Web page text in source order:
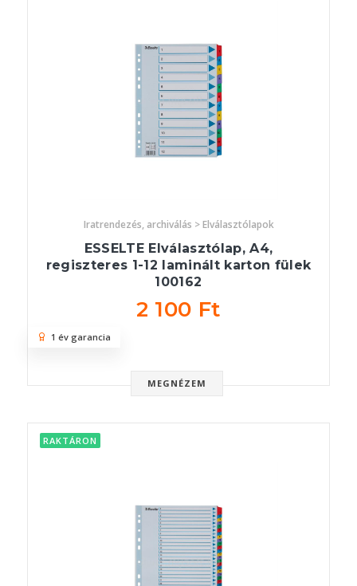
Iratrendezés, archiválás > Elválasztólapok
ESSELTE Elválasztólap, A4,
regiszteres 1-12 laminált karton fülek
100162
2 100 Ft
MEGNÉZEM
1 év garancia
RAKTÁRON